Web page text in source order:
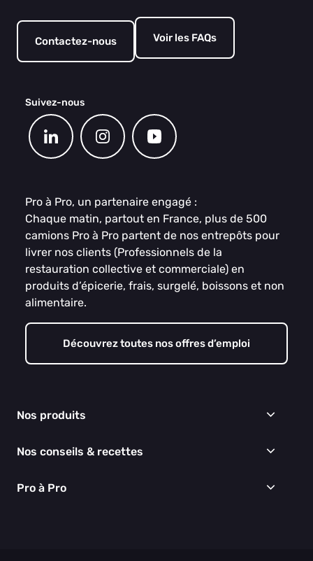
Contactez-nous Voir les FAQs
Suivez-nous
Pro à Pro, un partenaire engagé :
Chaque matin, partout en France, plus de 500
camions Pro à Pro partent de nos entrepôts pour
livrer nos clients (Professionnels de la
restauration collective et commerciale) en
produits d’épicerie, frais, surgelé, boissons et non
alimentaire.
Découvrez toutes nos offres d’emploi
Nos produits
Épicerie
Boissons
Nos conseils & recettes
Recettes
Pro à Pro